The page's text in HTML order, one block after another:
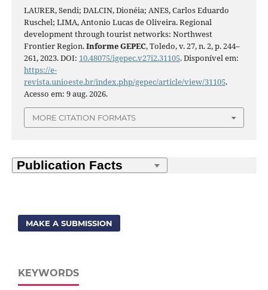
LAURER, Sendi; DALCIN, Dionéia; ANES, Carlos Eduardo
Ruschel; LIMA, Antonio Lucas de Oliveira. Regional
development through tourist networks: Northwest
Frontier Region.Informe GEPEC, Toledo, v. 27, n. 2, p. 244–
261, 2023. DOI: 10.48075/igepec.v27i2.31105. Disponível em:
https://e-
revista.unioeste.br/index.php/gepec/article/view/31105.
Acesso em: 9 aug. 2026.
MORE CITATION FORMATS
MAKE A SUBMISSION
KEYWORDS